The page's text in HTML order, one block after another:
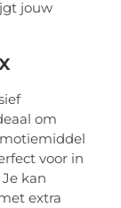
om
voor in
kan
extra